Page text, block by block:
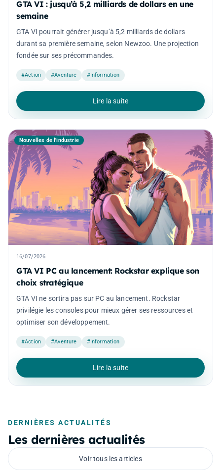
GTA VI : jusqu’à 5,2 milliards de dollars en une
semaine
GTA VI pourrait générer jusqu’à 5,2 milliards de dollars
durant sa première semaine, selon Newzoo. Une projection
fondée sur ses précommandes.
#Action #Aventure #Information
Lire la suite
Nouvelles de l'industrie
16/07/2026
GTA VI PC au lancement: Rockstar explique son
choix stratégique
GTA VI ne sortira pas sur PC au lancement. Rockstar
privilégie les consoles pour mieux gérer ses ressources et
optimiser son développement.
#Action #Aventure #Information
Lire la suite
DERNIÈRES ACTUALITÉS
Les dernières actualités
Voir tous les articles